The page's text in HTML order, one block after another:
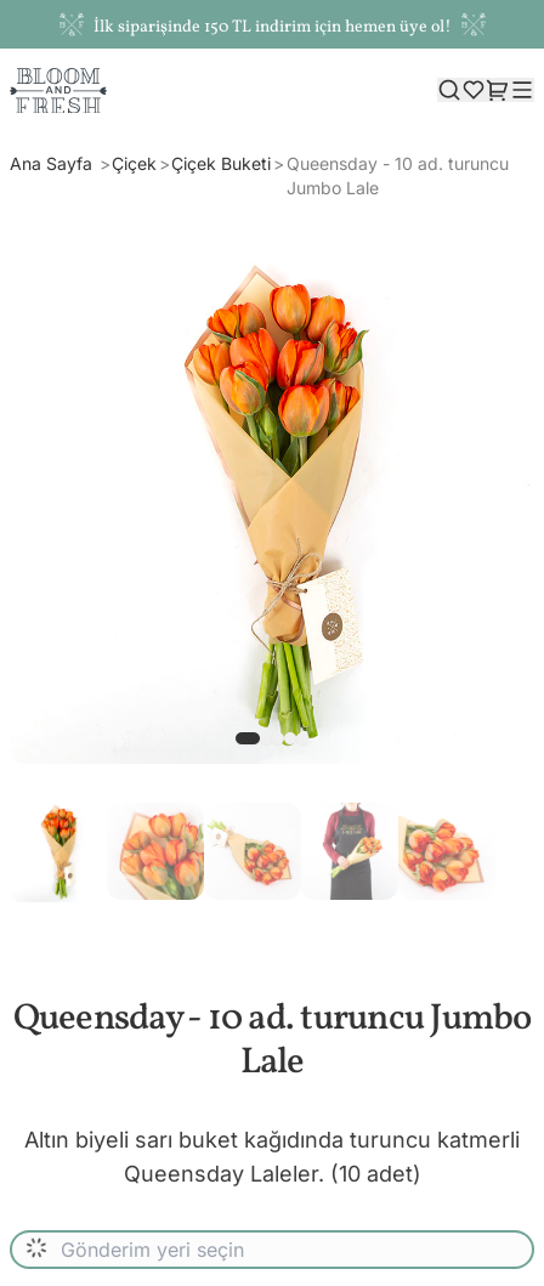
İlk siparişinde 150 TL indirim için hemen üye ol!
Ana Sayfa Çiçek Çiçek Buketi
Queensday - 10 ad. turuncu
Jumbo Lale
Queensday - 10 ad. turuncu Jumbo
Lale
Altın biyeli sarı buket kağıdında turuncu katmerli
Queensday Laleler. (10 adet)